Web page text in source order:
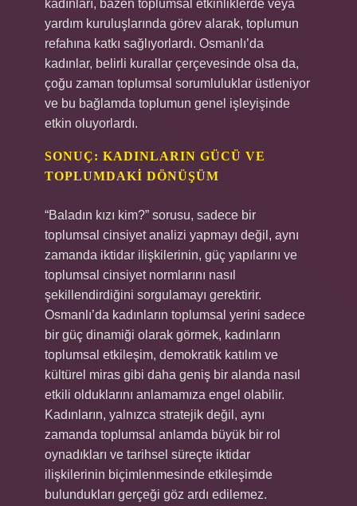
kadınları, bazen toplumsal etkinliklerde veya
yardım kuruluşlarında görev alarak, toplumun
refahına katkı sağlıyorlardı. Osmanlı’da
kadınlar, belirli kurallar çerçevesinde olsa da,
çoğu zaman toplumsal sorumluluklar üstleniyor
ve bu bağlamda toplumun genel işleyişinde
etkin oluyorlardı.
SONUÇ: KADINLARIN GÜCÜ VE
TOPLUMDAKI DÖNÜŞÜM
“Baladın kızı kim?” sorusu, sadece bir
toplumsal cinsiyet analizi yapmayı değil, aynı
zamanda iktidar ilişkilerinin, güç yapılarını ve
toplumsal cinsiyet normlarını nasıl
şekillendirdiğini sorgulamayı gerektirir.
Osmanlı’da kadınların toplumsal yerini sadece
bir güç dinamiği olarak görmek, kadınların
toplumsal etkileşim, demokratik katılım ve
kültürel miras gibi daha geniş bir alanda nasıl
etkili olduklarını anlamamıza engel olabilir.
Kadınların, yalnızca stratejik değil, aynı
zamanda toplumsal anlamda büyük bir rol
oynadıkları ve tarihsel süreçte iktidar
ilişkilerinin biçimlenmesinde etkileşimde
bulundukları gerçeği göz ardı edilemez.